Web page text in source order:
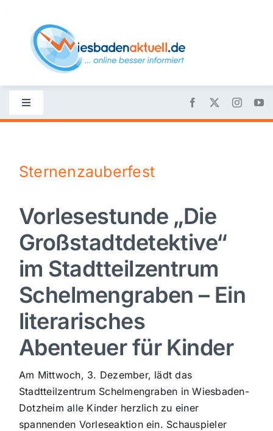
content
Toggle
Navigation
Nachrichten
Politik
Wirtschaft
Sport
Panorama
Mein Stadtteil
Sternenzauberfest
Vorlesestunde „Die
Großstadtdetektive“
im Stadtteilzentrum
Schelmengraben – Ein
literarisches
Abenteuer für Kinder
Am Mittwoch, 3. Dezember, lädt das
Stadtteilzentrum Schelmengraben in Wiesbaden-
Dotzheim alle Kinder herzlich zu einer
spannenden Vorleseaktion ein. Schauspieler